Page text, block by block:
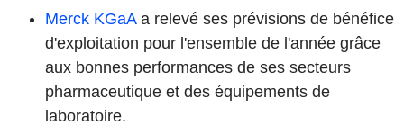
Merck KGaAa relevé ses prévisions de bénéfice
d'exploitation pour l'ensemble de l'année grâce
aux bonnes performances de ses secteurs
pharmaceutique et des équipements de
laboratoire.